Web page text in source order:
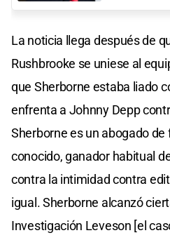
La noticia llega después de
Rushbrooke se uniese al
que Sherborne estaba liado
enfrenta a Johnny Depp
Sherborne es un abogado
conocido, ganador habitual
contra la intimidad contra
igual. Sherborne alcanzó
Investigación Leveson [el